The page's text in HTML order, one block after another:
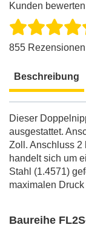
Kunden
855
Beschreibung
Dieser
ausgestattet.
Zoll. Anschluss 2
handelt sich um
Stahl (1.4571)
maximalen
Baureihe